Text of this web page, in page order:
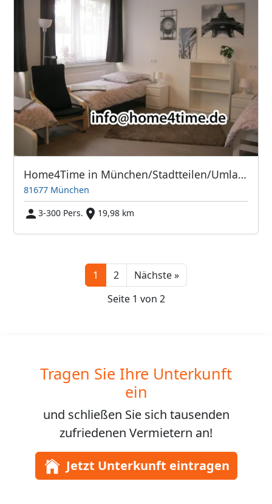
Home4Time in München/Stadtteilen/Umland
81677 München
3-300 Pers.
19,98 km
1 2 Nächste »Next
Seite 1 von 2
Tragen Sie Ihre Unterkunft
ein
und schließen Sie sich tausenden
zufriedenen Vermietern an!
Jetzt Unterkunft eintragen